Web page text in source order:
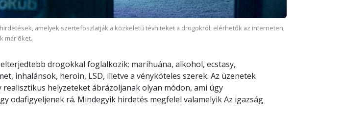
hirdetések, amelyek szertefoszlatják a közkeletű tévhiteket a drogokról, elérhetők az interneten,
már őket.
drogokkal foglalkozik: marihuána, alkohol, ecstasy,
inhalánsok, heroin, LSD, illetve a vényköteles szerek. Az üzenetek
helyzeteket ábrázoljanak olyan módon, ami úgy
odafigyeljenek rá. Mindegyik hirdetés megfelel valamelyik Az igazság